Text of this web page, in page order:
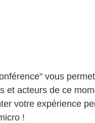
vous
et acteurs de ce
votre expérience
!